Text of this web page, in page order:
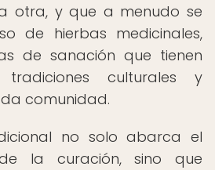
otra, y que a menudo se
de hierbas medicinales,
de sanación que tienen
culturales y
comunidad.
no solo abarca el
la curación, sino que